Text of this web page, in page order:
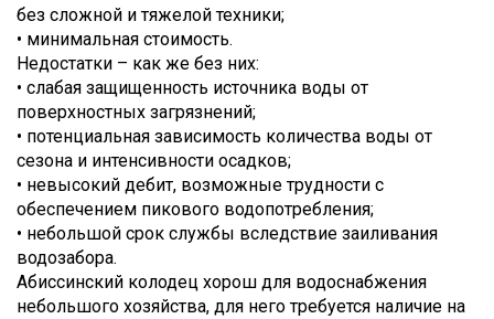
без сложной и тяжелой техники;
• минимальная стоимость.
Недостатки – как же без них:
• слабая защищенность источника воды от
поверхностных загрязнений;
• потенциальная зависимость количества воды от
сезона и интенсивности осадков;
• невысокий дебит, возможные трудности с
обеспечением пикового водопотребления;
• небольшой срок службы вследствие заиливания
водозабора.
Абиссинский колодец хорош для водоснабжения
небольшого хозяйства, для него требуется наличие на